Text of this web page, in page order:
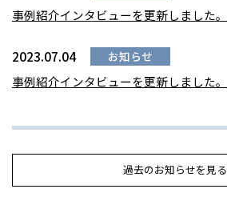
過去のお知らせを見る
事例紹介インタビューを更新しました。
2023.07.04 お知らせ
事例紹介インタビューを更新しました。